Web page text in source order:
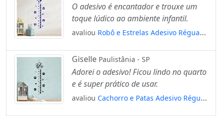
O adesivo é encantador e trouxe um
toque lúdico ao ambiente infantil.
avaliou Robô e Estrelas Adesivo Régua
Altura para Quarto, Porta e Parede
Mod:183
Giselle Paulistânia - SP
Adorei o adesivo! Ficou lindo no quarto
e é super prático de usar.
avaliou Cachorro e Patas Adesivo Régua